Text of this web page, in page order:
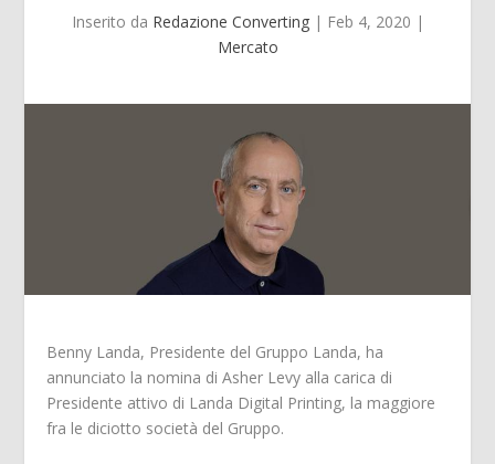
Inserito da Redazione Converting| Feb 4, 2020 |
Mercato
Benny Landa, Presidente del Gruppo Landa, ha
annunciato la nomina di Asher Levy alla carica di
Presidente attivo di Landa Digital Printing, la maggiore
fra le diciotto società del Gruppo.